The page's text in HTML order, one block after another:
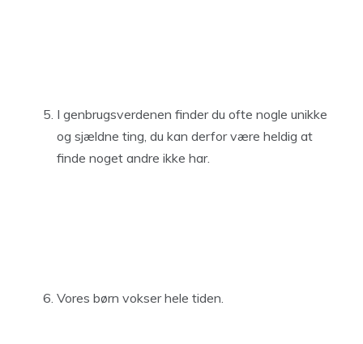
I genbrugsverdenen finder du ofte nogle unikke
og sjældne ting, du kan derfor være heldig at
finde noget andre ikke har.
Vores børn vokser hele tiden.